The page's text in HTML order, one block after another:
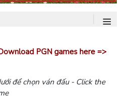
≡
PGN games here =>
để chọn ván đấu - Click the